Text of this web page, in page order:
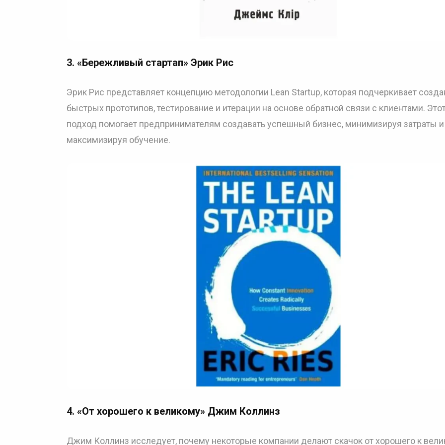
3. «Бережливый стартап» Эрик Рис
Эрик Рис представляет концепцию методологии Lean Startup, которая подчеркивает
быстрых прототипов, тестирование и итерации на основе обратной связи с клиентами.
подход помогает предпринимателям создавать успешный бизнес, минимизируя затраты и
максимизируя обучение.
4. «От хорошего к великому» Джим Коллинз
Джим Коллинз исследует, почему некоторые компании делают скачок от хорошего к